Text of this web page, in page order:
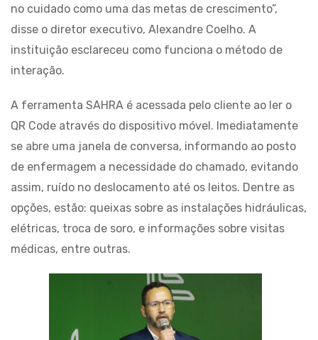
no cuidado como uma das metas de crescimento”,
disse o diretor executivo, Alexandre Coelho. A
instituição esclareceu como funciona o método de
interação.
A ferramenta SAHRA é acessada pelo cliente ao ler o
QR Code através do dispositivo móvel. Imediatamente
se abre uma janela de conversa, informando ao posto
de enfermagem a necessidade do chamado, evitando
assim, ruído no deslocamento até os leitos. Dentre as
opções, estão: queixas sobre as instalações hidráulicas,
elétricas, troca de soro, e informações sobre visitas
médicas, entre outras.